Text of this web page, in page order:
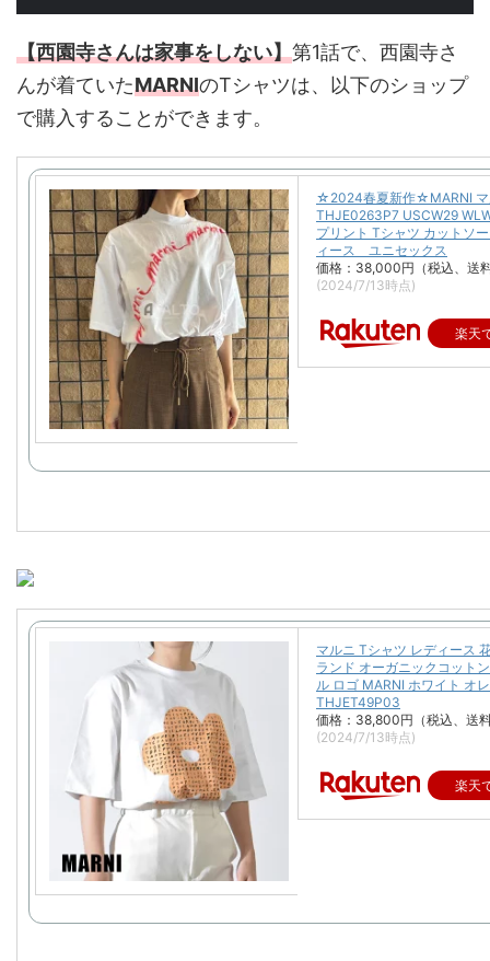
【西園寺さんは家事をしない】第1話で、西園寺さ
んが着ていたMARNIのTシャツは、以下のショップ
で購入することができます。
☆2024春夏新作☆MARNI マ
THJE0263P7 USCW29
プリント Tシャツ カットソ
ィース ユニセックス
価格：38,000円（税込、送
(2024/7/13時点)
楽天
マルニ Tシャツ レディース
ランド オーガニックコット
ル ロゴ MARNI ホワイト オ
THJET49P03
価格：38,800円（税込、送
(2024/7/13時点)
楽天